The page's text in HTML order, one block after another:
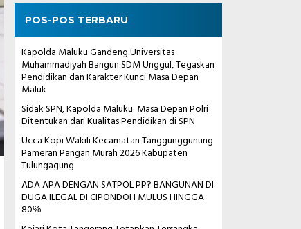
POS-POS TERBARU
Kapolda Maluku Gandeng Universitas
Muhammadiyah Bangun SDM Unggul, Tegaskan
Pendidikan dan Karakter Kunci Masa Depan
Maluk
Sidak SPN, Kapolda Maluku: Masa Depan Polri
Ditentukan dari Kualitas Pendidikan di SPN
Ucca Kopi Wakili Kecamatan Tanggunggunung
Pameran Pangan Murah 2026 Kabupaten
Tulungagung
ADA APA DENGAN SATPOL PP? BANGUNAN DI
DUGA ILEGAL DI CIPONDOH MULUS HINGGA
80℅